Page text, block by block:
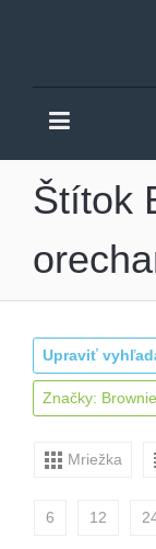
Štítok
Upraviť
Značky:
Mriežka
6 12